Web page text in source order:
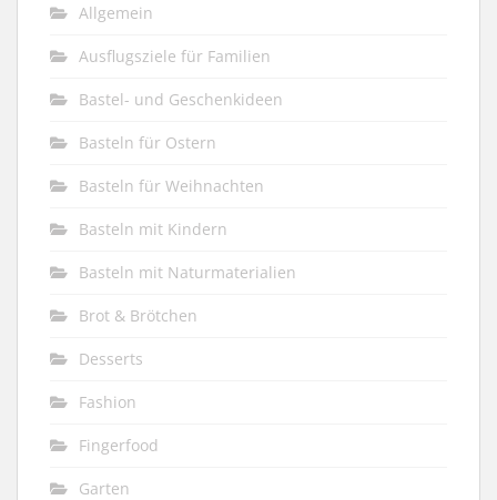
Allgemein
Ausflugsziele für Familien
Bastel- und Geschenkideen
Basteln für Ostern
Basteln für Weihnachten
Basteln mit Kindern
Basteln mit Naturmaterialien
Brot & Brötchen
Desserts
Fashion
Fingerfood
Garten